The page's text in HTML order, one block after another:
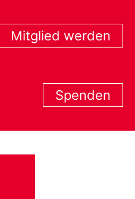
Mitglied werden
Spenden